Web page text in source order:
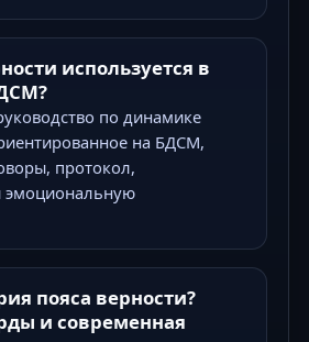
используется в
по динамике
на БДСМ,
протокол,
эмоциональную
пояса верности?
и современная